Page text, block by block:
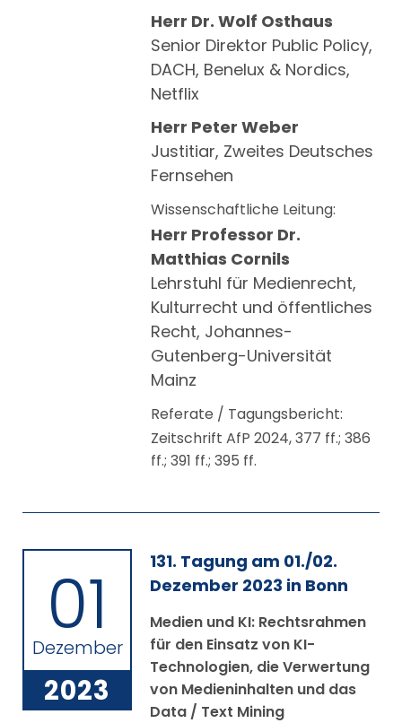
Herr Dr. Wolf Osthaus
Senior Direktor Public Policy,
DACH, Benelux & Nordics,
Netflix
Herr Peter Weber
Justitiar, Zweites Deutsches
Fernsehen
Wissenschaftliche Leitung:
Herr Professor Dr.
Matthias Cornils
Lehrstuhl für Medienrecht,
Kulturrecht und öffentliches
Recht, Johannes-
Gutenberg-Universität
Mainz
Referate / Tagungsbericht:
Zeitschrift AfP 2024, 377 ff.; 386
ff.; 391 ff.; 395 ff.
01
Dezember
2023
131. Tagung am 01./02.
Dezember 2023 in Bonn
Medien und KI: Rechtsrahmen
für den Einsatz von KI-
Technologien, die Verwertung
von Medieninhalten und das
Data / Text Mining